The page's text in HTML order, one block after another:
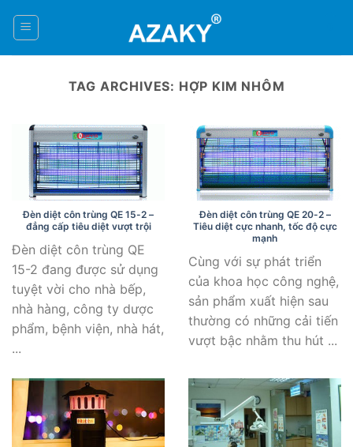
TAG ARCHIVES: HỢP KIM NHÔM
Đèn diệt côn trùng QE 15-2 –
đẳng cấp tiêu diệt vượt trội
Đèn diệt côn trùng QE
15-2 đang được sử dụng
tuyệt vời cho nhà bếp,
nhà hàng, công ty dược
phẩm, bệnh viện, nhà hát,
...
Đèn diệt côn trùng QE 20-2 –
Tiêu diệt cực nhanh, tốc độ cực
mạnh
Cùng với sự phát triển
của khoa học công nghệ,
sản phẩm xuất hiện sau
thường có những cải tiến
vượt bậc nhằm thu hút ...